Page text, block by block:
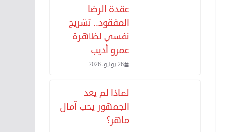
عقدة الرضا
المفقود.. تشريح
نفسي لظاهرة
عمرو أديب
26 يونيو، 2026
لماذا لم يعد
الجمهور يحب آمال
ماهر؟